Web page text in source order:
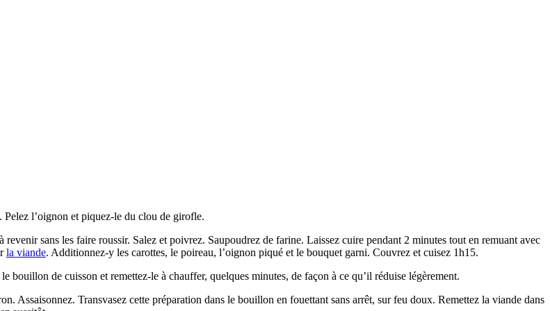
Pelez l’oignon et piquez-le du clou de girofle.
sans les faire roussir. Salez et poivrez. Saupoudrez de farine. Laissez cuire pendant 2 minutes tout en remuant avec
la viande. Additionnez-y les carottes, le poireau, l’oignon piqué et le bouquet garni. Couvrez et cuisez 1h15.
bouillon de cuisson et remettez-le à chauffer, quelques minutes, de façon à ce qu’il réduise légèrement.
Assaisonnez. Transvasez cette préparation dans le bouillon en fouettant sans arrêt, sur feu doux. Remettez la viande dans